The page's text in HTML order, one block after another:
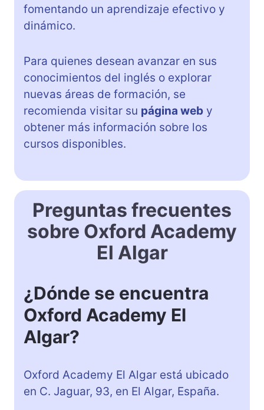
fomentando un aprendizaje efectivo y
dinámico.
Para quienes desean avanzar en sus
conocimientos del inglés o explorar
nuevas áreas de formación, se
recomienda visitar su página web y
obtener más información sobre los
cursos disponibles.
Preguntas frecuentes
sobre Oxford Academy
El Algar
¿Dónde se encuentra
Oxford Academy El
Algar?
Oxford Academy El Algar está ubicado
en C. Jaguar, 93, en El Algar, España.